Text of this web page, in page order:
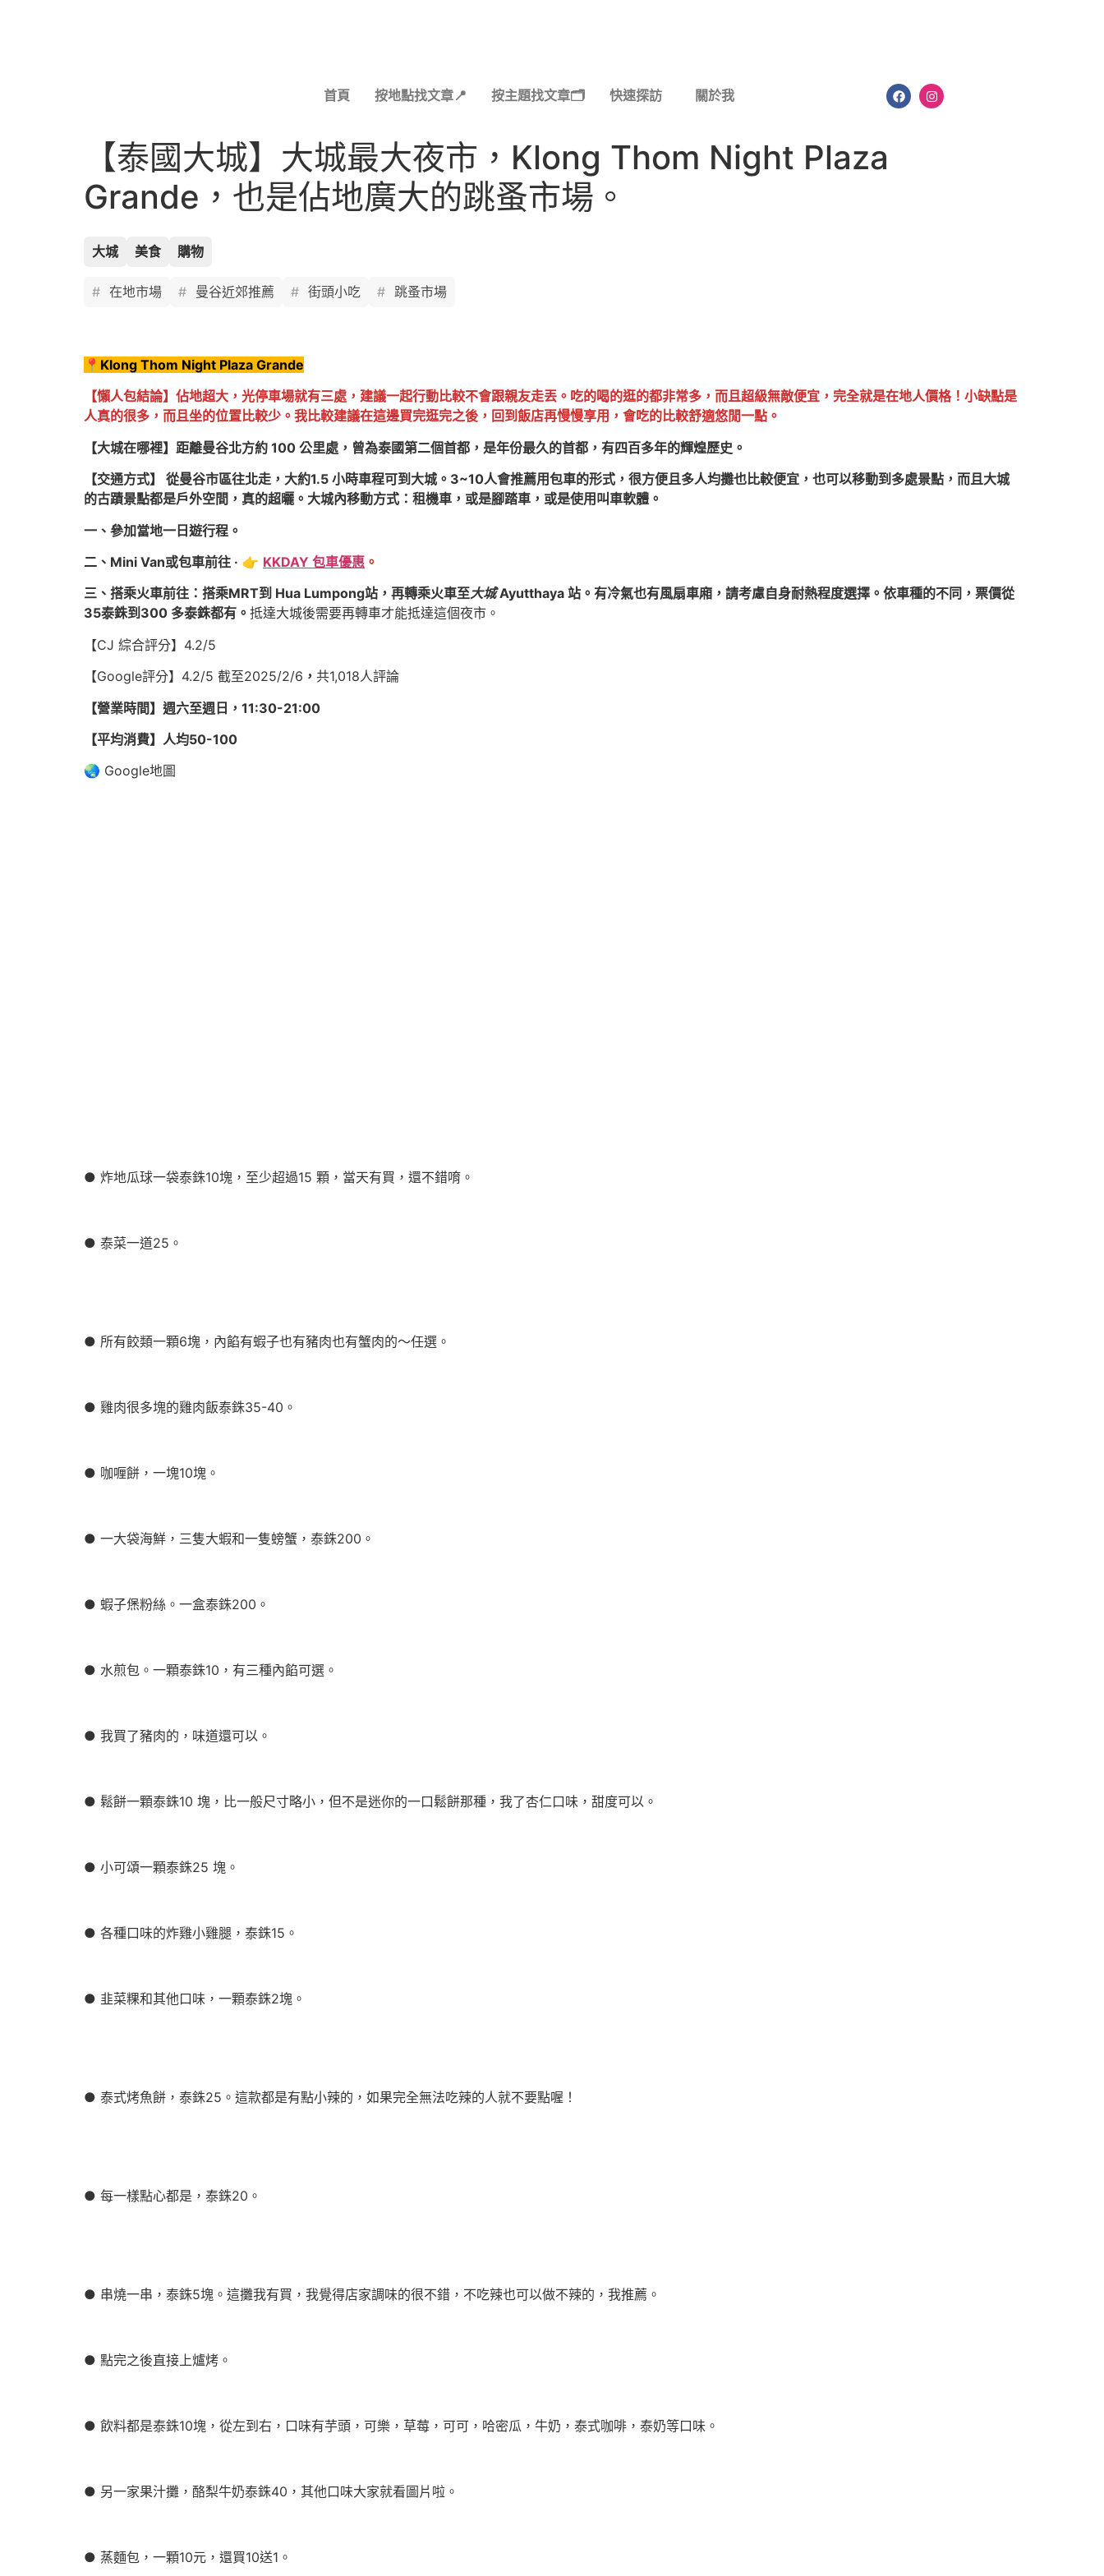
首頁 按地點找文章📍 按主題找文章🗂️ 快速探訪 關於我
【泰國大城】大城最大夜市，Klong Thom Night Plaza
Grande，也是佔地廣大的跳蚤市場。
大城 美食 購物
在地市場 曼谷近郊推薦 街頭小吃 跳蚤市場
📍 Klong Thom Night Plaza Grande
【懶人包結論】佔地超大，光停車場就有三處，建議一起行動比較不會跟親友走丟。吃的喝的逛的都非常多，而且超級無敵便宜，完全就是在地人價格！小缺點是
人真的很多，而且坐的位置比較少。我比較建議在這邊買完逛完之後，回到飯店再慢慢享用，會吃的比較舒適悠閒一點。
【大城在哪裡】距離曼谷北方約 100 公里處，曾為泰國第二個首都，是年份最久的首都，有四百多年的輝煌歷史。
【交通方式】 從曼谷市區往北走，大約1.5 小時車程可到大城。3~10人會推薦用包車的形式，很方便且多人均攤也比較便宜，也可以移動到多處景點，而且大城
的古蹟景點都是戶外空間，真的超曬。大城內移動方式：租機車，或是腳踏車，或是使用叫車軟體。
一、參加當地一日遊行程。
二、Mini Van或包車前往 · 👉️ KKDAY 包車優惠 。
三、搭乘火車前往：搭乘MRT到 Hua Lumpong站，再轉乘火車至大城Ayutthaya 站。有冷氣也有風扇車廂，請考慮自身耐熱程度選擇。依車種的不同，票價從
35泰銖到300 多泰銖都有。 抵達大城後需要再轉車才能抵達這個夜市。
【CJ 綜合評分】4.2/5
【Google評分】4.2/5 截至2025/2/6 ， 共1,018人評論
【營業時間】週六至週日，11:30-21:00
【平均消費】人均50-100
🌏 Google地圖
● 炸地瓜球一袋泰銖10塊，至少超過15 顆，當天有買，還不錯唷。
● 泰菜一道25。
● 所有餃類一顆6塊，內餡有蝦子也有豬肉也有蟹肉的～任選。
● 雞肉很多塊的雞肉飯泰銖35-40。
● 咖喱餅，一塊10塊。
● 一大袋海鮮，三隻大蝦和一隻螃蟹，泰銖200。
● 蝦子㷛粉絲。一盒泰銖200。
● 水煎包。一顆泰銖10，有三種內餡可選。
● 我買了豬肉的，味道還可以。
● 鬆餅一顆泰銖10 塊，比一般尺寸略小，但不是迷你的一口鬆餅那種，我了杏仁口味，甜度可以。
● 小可頌一顆泰銖25 塊。
● 各種口味的炸雞小雞腿，泰銖15。
● 韭菜粿和其他口味，一顆泰銖2塊。
● 泰式烤魚餅，泰銖25。這款都是有點小辣的，如果完全無法吃辣的人就不要點喔！
● 每一樣點心都是，泰銖20。
● 串燒一串，泰銖5塊。這攤我有買，我覺得店家調味的很不錯，不吃辣也可以做不辣的，我推薦。
● 點完之後直接上爐烤。
● 飲料都是泰銖10塊，從左到右，口味有芋頭，可樂，草莓，可可，哈密瓜，牛奶，泰式咖啡，泰奶等口味。
● 另一家果汁攤，酪梨牛奶泰銖40，其他口味大家就看圖片啦。
● 蒸麵包，一顆10元，還買10送1。